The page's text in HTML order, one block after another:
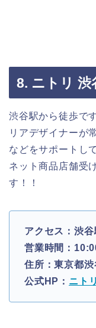
8. ニトリ 渋
渋谷駅から徒歩で
リアデザイナーが
などをサポートし
ネット商品店舗受
す！！
アクセス：渋
営業時間：
住所：東京都
公式HP： ニト